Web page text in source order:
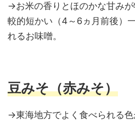
→お米の香りとほのかな甘み
較的短かい（4～6ヵ月前後）
れるお味噌。
豆みそ（赤みそ）
→東海地方でよく食べられる